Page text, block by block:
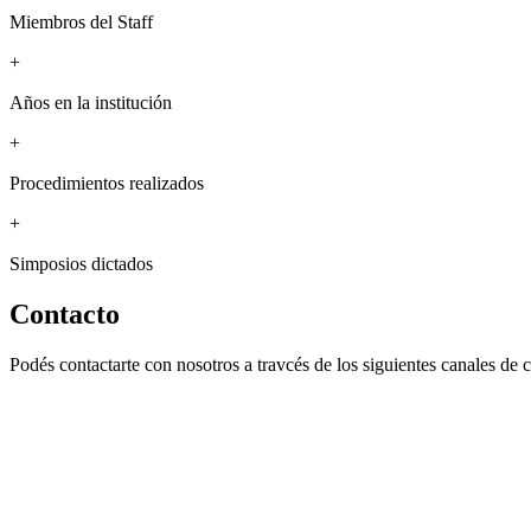
Miembros del Staff
+
Años en la institución
+
Procedimientos realizados
+
Simposios dictados
Contacto
Podés contactarte con nosotros a travcés de los siguientes canales de